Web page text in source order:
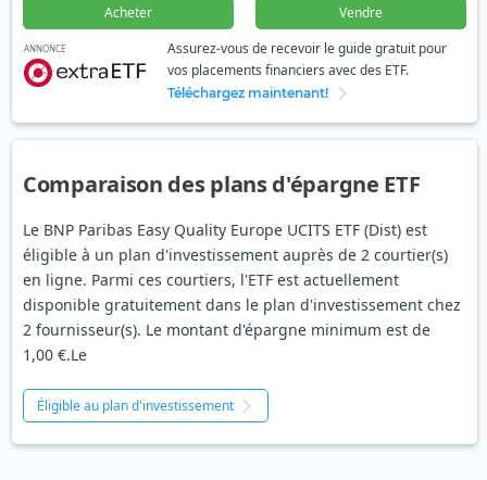
Acheter Vendre
ANNONCE
Assurez-vous de recevoir le guide gratuit pour
vos placements financiers avec des ETF.
Téléchargez maintenant!
Comparaison des plans d'épargne ETF
Le BNP Paribas Easy Quality Europe UCITS ETF (Dist) est
éligible à un plan d'investissement auprès de 2 courtier(s)
en ligne. Parmi ces courtiers, l'ETF est actuellement
disponible gratuitement dans le plan d'investissement chez
2 fournisseur(s). Le montant d'épargne minimum est de
1,00 €.Le
Éligible au plan d'investissement